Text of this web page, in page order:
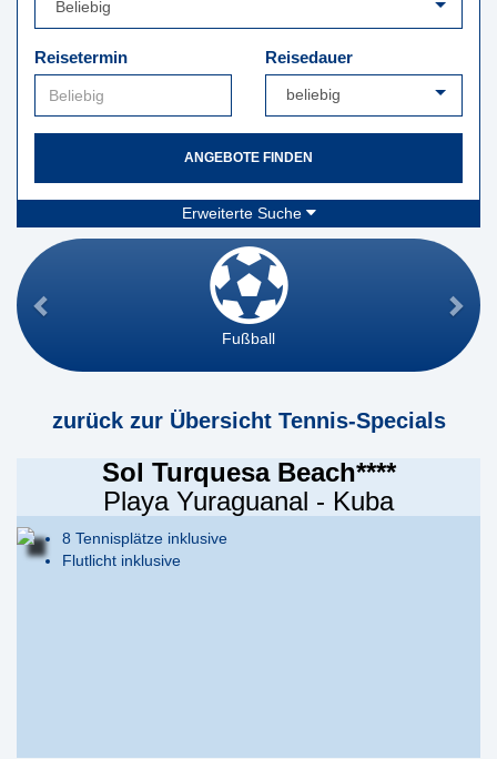
Reisetermin Reisedauer
ANGEBOTE FINDEN
Erweiterte Suche
Fußball
zurück zur Übersicht Tennis-Specials
Sol Turquesa Beach****
Playa Yuraguanal - Kuba
8 Tennisplätze inklusive
Flutlicht inklusive